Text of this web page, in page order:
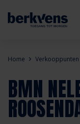
Deuren
Kozijnen
Eengezinswoning
Aannemer
Architect
Inbraakwerend
Brandwerend
mijndeur.nl
Webshop
Blog
Organisatie
Home Verkooppunten
BMN